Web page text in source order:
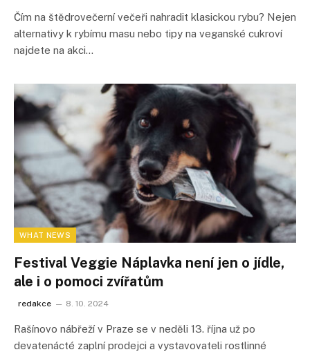
Čím na štědrovečerní večeři nahradit klasickou rybu? Nejen
alternativy k rybímu masu nebo tipy na veganské cukroví
najdete na akci…
WHAT NEWS
Festival Veggie Náplavka není jen o jídle,
ale i o pomoci zvířatům
redakce 8. 10. 2024
Rašínovo nábřeží v Praze se v neděli 13. října už po
devatenácté zaplní prodejci a vystavovateli rostlinné